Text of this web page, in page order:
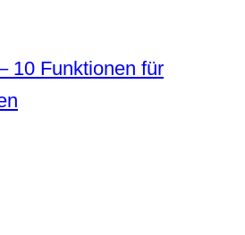
10 Funktionen für